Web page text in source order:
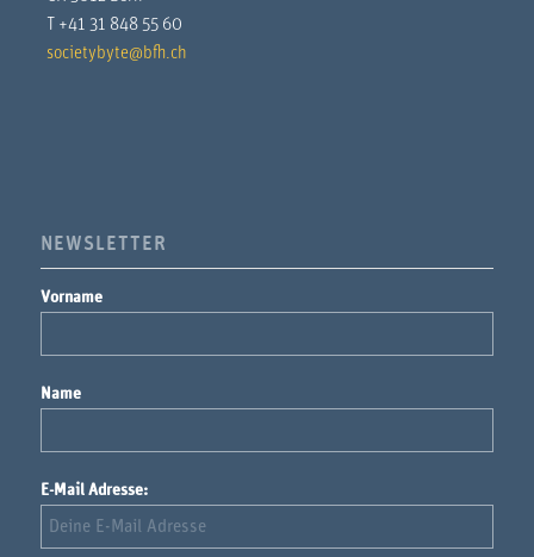
T +41 31 848 55 60
societybyte@bfh.ch
NEWSLETTER
Vorname
Name
E-Mail Adresse: